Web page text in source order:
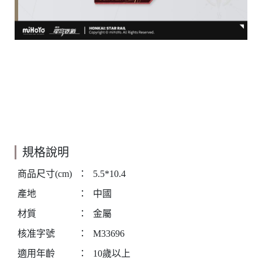
規格說明
商品尺寸(cm) ：
5.5*10.4
產地
：
中國
材質
：
金屬
核准字號
：
M33696
適用年齡
： 10歲以上